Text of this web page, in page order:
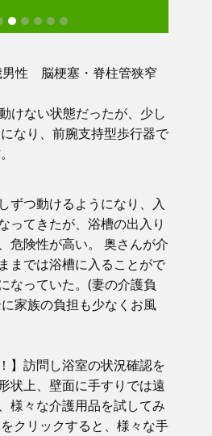
男性 脳梗塞・脊柱管狭窄
けない状態だったが、少し
なり、前腕支持型歩行器で
ずつ動けるようになり、入
ってきたが、浴槽の出入り
危険性が高い。 奥さんが介
までは浴槽に入ることがで
なっていた。(妻の介護負
家族の負担も少なくお風
】訪問し浴室の状況確認を
状上、壁面に手すりでは遠
様々な介護用品を試してみ
クリックすると、様々な手